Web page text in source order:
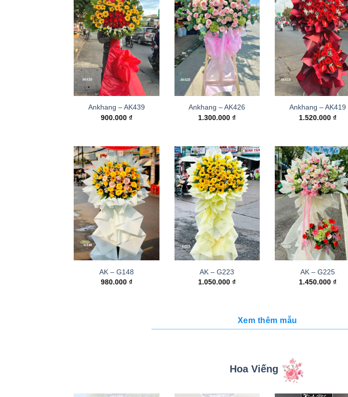
Ankhang – AK439
900.000 ₫
Ankhang – AK426
1.300.000₫
Ankhang – AK419
1.520.000₫
AK – G148
980.000 ₫
AK – G223
1.050.000₫
AK – G225
1.450.000₫
Xem thêm mẫu
Hoa Viếng